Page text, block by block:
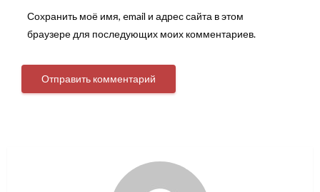
Сохранить моё имя, email и адрес сайта в этом
браузере для последующих моих комментариев.